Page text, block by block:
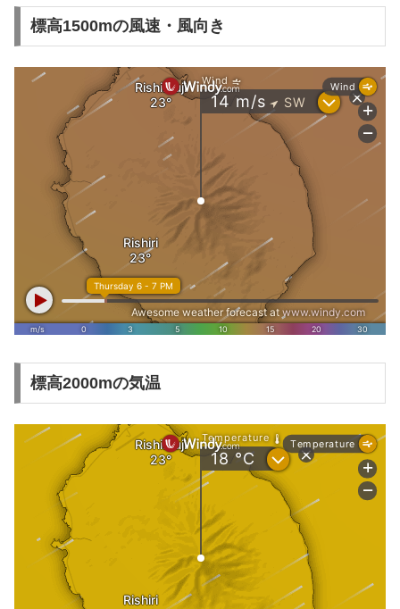
標高1500mの風速・風向き
標高2000mの気温